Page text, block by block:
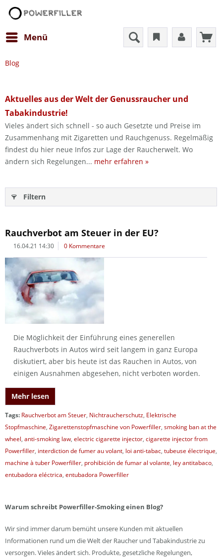
Menü
Blog
Aktuelles aus der Welt der Genussraucher und
Tabakindustrie!
Vieles ändert sich schnell - so auch Gesetzte und Preise im
Zusammenhang mit Zigaretten und Rauchgenuss. Regelmäßig
findest du hier neue Infos zur Lage der Raucherwelt. Wo
ändern sich Regelungen... mehr erfahren »
Filtern
Rauchverbot am Steuer in der EU?
16.04.21 14:30 0 Kommentare
Die Möglichkeit der Einführung eines generellen
Rauchverbots in Autos wird seit langem in ganz Europa
diskutiert, aber bis heute ist das Rauchen in Autos, von
einigen Ausnahmen abgesehen, nicht verboten worden.
Mehr lesen
Tags: Rauchverbot am Steuer, Nichtraucherschutz, Elektrische
Stopfmaschine, Zigarettenstopfmaschine von Powerfiller, smoking ban at the
wheel, anti-smoking law, electric cigarette injector, cigarette injector from
Powerfiller, interdiction de fumer au volant, loi anti-tabac, tubeuse électrique,
machine à tuber Powerfiller, prohibición de fumar al volante, ley antitabaco,
entubadora eléctrica, entubadora Powerfiller
Warum schreibt Powerfiller-Smoking einen Blog?
Wir sind immer darum bemüht unsere Kunden mit aktuellen
Informationen rund um die Welt der Raucher und Tabakindustrie zu
versorgen. Vieles ändert sich. Produkte, gesetzliche Regelungen,